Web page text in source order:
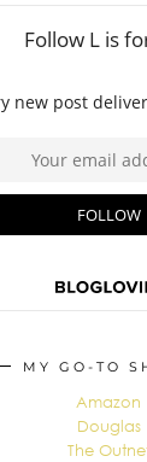
MY GO-TO
Amazon
Douglas
The